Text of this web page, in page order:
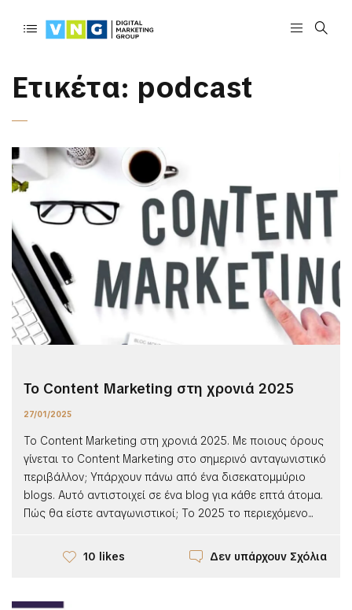
Ετικέτα: podcast
Το Content Marketing στη χρονιά 2025
27/01/2025
Το Content Marketing στη χρονιά 2025. Με ποιους όρους
γίνεται το Content Marketing στο σημερινό ανταγωνιστικό
περιβάλλον; Υπάρχουν πάνω από ένα δισεκατομμύριο
blogs. Αυτό αντιστοιχεί σε ένα blog για κάθε επτά άτομα.
Πώς θα είστε ανταγωνιστικοί; Το 2025 το περιεχόμενο...
10 likes Δεν υπάρχουν Σχόλια